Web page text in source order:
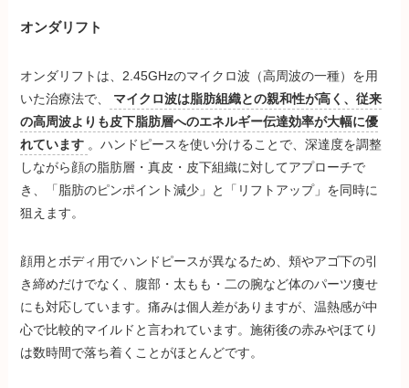
オンダリフト
オンダリフトは、2.45GHzのマイクロ波（高周波の一種）を用
いた治療法で、
マイクロ波は脂肪組織との親和性が高く、従来
の高周波よりも皮下脂肪層へのエネルギー伝達効率が大幅に優
れています 。ハンドピースを使い分けることで、深達度を調整
しながら顔の脂肪層・真皮・皮下組織に対してアプローチで
き、「脂肪のピンポイント減少」と「リフトアップ」を同時に
狙えます。
顔用とボディ用でハンドピースが異なるため、頬やアゴ下の引
き締めだけでなく、腹部・太もも・二の腕など体のパーツ痩せ
にも対応しています。痛みは個人差がありますが、温熱感が中
心で比較的マイルドと言われています。施術後の赤みやほてり
は数時間で落ち着くことがほとんどです。